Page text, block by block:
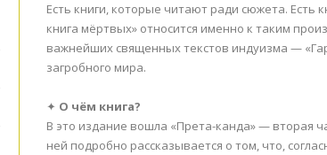
Есть книги, которые читают ради сюжета. Есть
книга мёртвых» относится именно к таким
важнейших священных текстов индуизма —
загробного мира.
✦ О чём книга?
В это издание вошла «Прета-канда» — вторая
ней подробно рассказывается о том, что,